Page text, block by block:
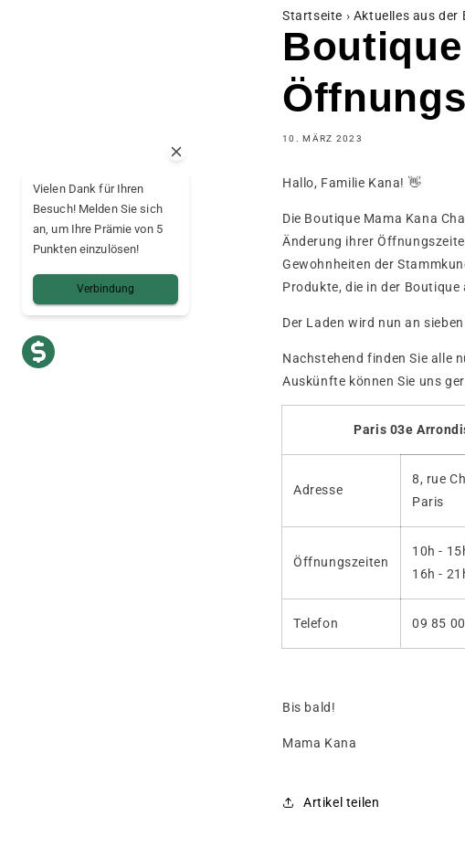
Startseite › Aktuelles aus der
10. MÄRZ 2023
Hallo, Familie Kana! 👋
Die Boutique Mama Kana
Änderung ihrer
Gewohnheiten der
Produkte, die in der
Der Laden wird nun an
Nachstehend finden Sie alle
Auskünfte können Sie uns
Paris 03e
Adresse
8, rue
Paris
Öffnungszeiten
10h -
16h -
Telefon 09 85
Bis bald!
Mama Kana
Artikel teilen
Vielen Dank für Ihren
Besuch! Melden Sie sich
an, um Ihre Prämie von 5
Punkten einzulösen!
Verbindung